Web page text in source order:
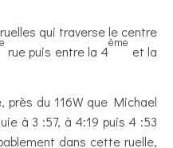
qui traverse le centre
rue puis entre la 4
ème
et la
près du 116W que Michael
à 3 :57, à 4:19 puis 4 :53
dans cette ruelle,